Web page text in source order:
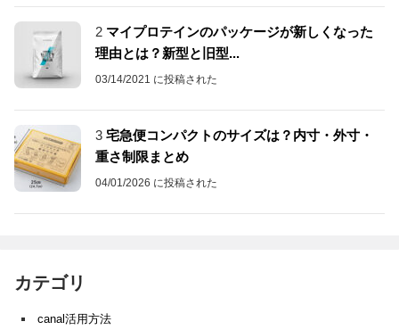
2 マイプロテインのパッケージが新しくなった
理由とは？新型と旧型...
03/14/2021 に投稿された
3 宅急便コンパクトのサイズは？内寸・外寸・
重さ制限まとめ
04/01/2026 に投稿された
カテゴリ
canal活用方法